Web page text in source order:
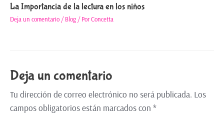
La Importancia de la lectura en los niños
Deja un comentario /Blog / PorConcetta
Deja un comentario
Tu dirección de correo electrónico no será publicada. Los
campos obligatorios están marcados con *